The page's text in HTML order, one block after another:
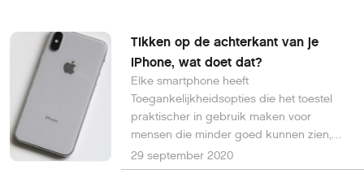
Tikken op de achterkant van je
iPhone, wat doet dat?
Elke smartphone heeft
Toegankelijkheidsopties die het toestel
praktischer in gebruik maken voor
mensen die minder goed kunnen zien,
horen of voelen. iOS 14, de recente
iPhone-software, heeft echter een nieuwe
29 september 2020